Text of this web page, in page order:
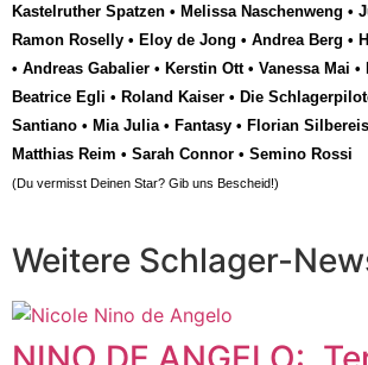
Kastelruther Spatzen • Melissa Naschenweng •
Ramon Roselly • Eloy de Jong • Andrea Berg •
• Andreas Gabalier • Kerstin Ott• Vanessa Mai •
Beatrice Egli • Roland Kaiser • Die
Santiano • Mia Julia • Fantasy • Florian
Matthias Reim • Sarah Connor • Semino Rossi
(Du vermisst Deinen Star? Gib uns Bescheid!)
Weitere Schlager-